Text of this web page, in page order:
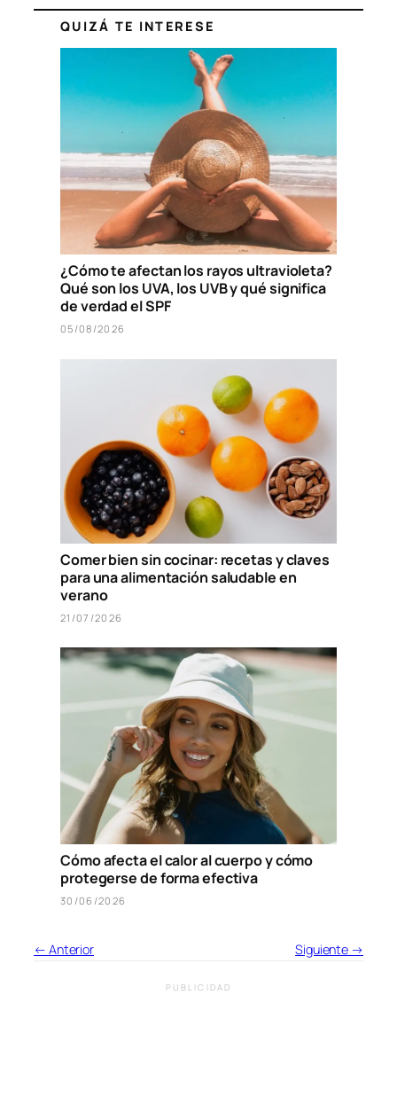
QUIZÁ TE INTERESE
¿Cómo te afectan los rayos ultravioleta?
Qué son los UVA, los UVB y qué significa
de verdad el SPF
05/08/2026
Comer bien sin cocinar: recetas y claves
para una alimentación saludable en
verano
21/07/2026
Cómo afecta el calor al cuerpo y cómo
protegerse de forma efectiva
30/06/2026
← Anterior Siguiente →
PUBLICIDAD